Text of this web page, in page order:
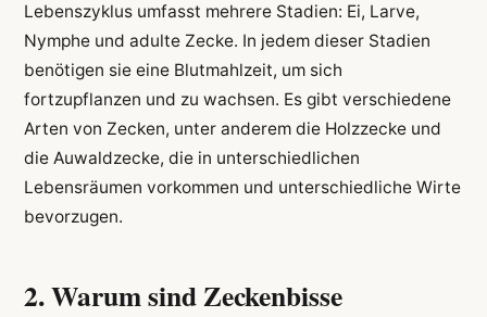
Lebenszyklus umfasst mehrere Stadien: Ei, Larve,
Nymphe und adulte Zecke. In jedem dieser Stadien
benötigen sie eine Blutmahlzeit, um sich
fortzupflanzen und zu wachsen. Es gibt verschiedene
Arten von Zecken, unter anderem die Holzzecke und
die Auwaldzecke, die in unterschiedlichen
Lebensräumen vorkommen und unterschiedliche Wirte
bevorzugen.
2. Warum sind Zeckenbisse